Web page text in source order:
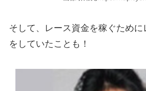
そして、レース資金を稼ぐために
をしていたことも！